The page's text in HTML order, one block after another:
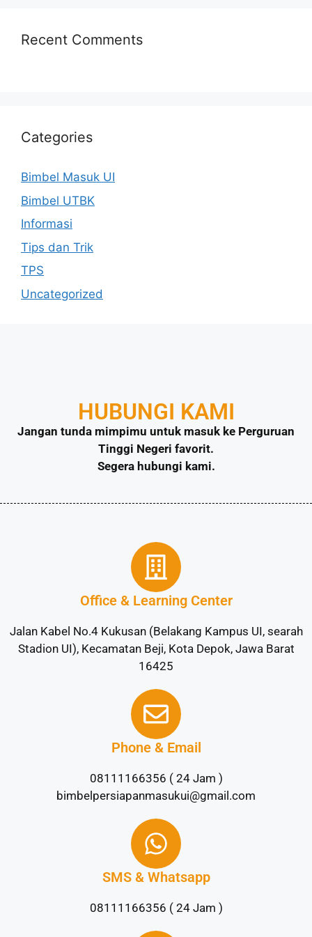
Recent Comments
Categories
Bimbel Masuk UI
Bimbel UTBK
Informasi
Tips dan Trik
TPS
Uncategorized
HUBUNGI KAMI
Jangan tunda mimpimu untuk masuk ke Perguruan
Tinggi Negeri favorit.
Segera hubungi kami.
Office & Learning Center
Jalan Kabel No.4 Kukusan (Belakang Kampus UI, searah
Stadion UI), Kecamatan Beji, Kota Depok, Jawa Barat
16425
Phone & Email
08111166356 ( 24 Jam )
bimbelpersiapanmasukui@gmail.com
SMS & Whatsapp
08111166356 ( 24 Jam )